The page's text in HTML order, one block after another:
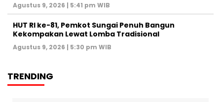
Agustus 9, 2026 | 5:41 pm WIB
HUT RI ke-81, Pemkot Sungai Penuh Bangun
Kekompakan Lewat Lomba Tradisional
Agustus 9, 2026 | 5:30 pm WIB
TRENDING